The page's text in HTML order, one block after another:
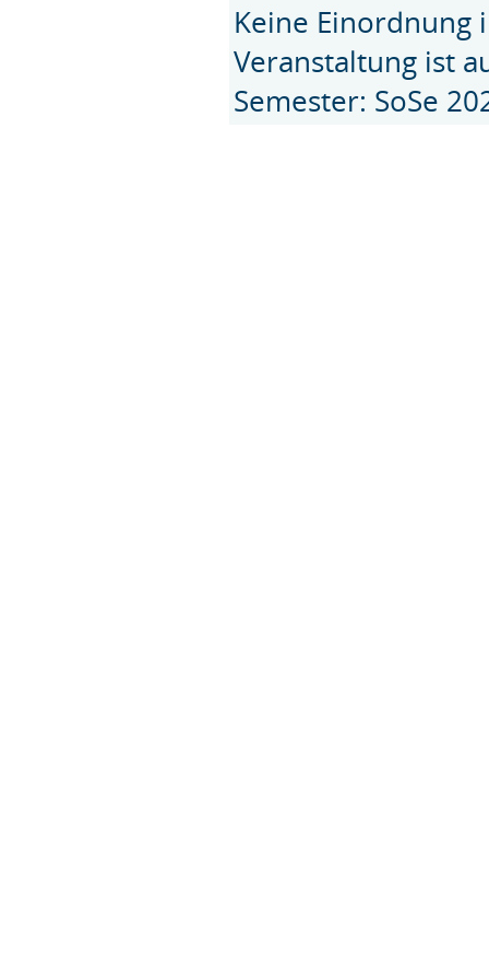
Keine Einordnung
Veranstaltung ist
Semester: SoSe